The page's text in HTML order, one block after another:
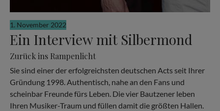
1. November 2022
Ein Interview mit Silbermond
Zurück ins Rampenlicht
Sie sind einer der erfolgreichsten deutschen Acts seit Ihrer
Gründung 1998. Authentisch, nahe an den Fans und
scheinbar Freunde fürs Leben. Die vier Bautzener leben
Ihren Musiker-Traum und füllen damit die größten Hallen.